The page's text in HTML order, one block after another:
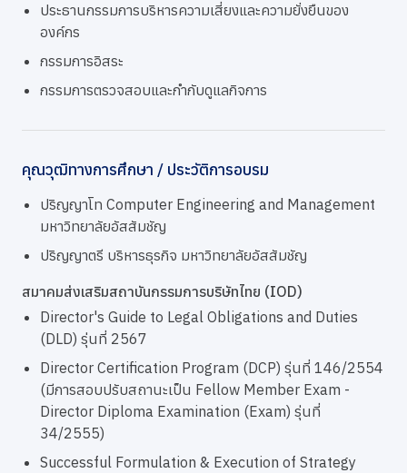
ประธานกรรมการบริหารความเสี่ยงและความยั่งยืนของ
องค์กร
กรรมการอิสระ
กรรมการตรวจสอบและกำกับดูแลกิจการ
คุณวุฒิทางการศึกษา / ประวัติการอบรม
ปริญญาโท Computer Engineering and Management
มหาวิทยาลัยอัสสัมชัญ
ปริญญาตรี บริหารธุรกิจ มหาวิทยาลัยอัสสัมชัญ
สมาคมส่งเสริมสถาบันกรรมการบริษัทไทย (IOD)
Director's Guide to Legal Obligations and Duties
(DLD) รุ่นที่ 2567
Director Certification Program (DCP) รุ่นที่ 146/2554
(มีการสอบปรับสถานะเป็น Fellow Member Exam -
Director Diploma Examination (Exam) รุ่นที่
34/2555)
Successful Formulation & Execution of Strategy